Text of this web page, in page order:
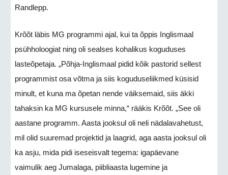
Randlepp.
Krõõt läbis MG programmi ajal, kui ta õppis Inglismaal
psühholoogiat ning oli sealses kohalikus koguduses
lasteõpetaja. „Põhja-Inglismaal pidid kõik pastorid sellest
programmist osa võtma ja siis koguduseliikmed küsisid
minult, et kuna ma õpetan nende väiksemaid, siis äkki
tahaksin ka MG kursusele minna,“ rääkis Krõõt. „See oli
aastane programm. Aasta jooksul oli neli nädalavahetust,
mil olid suuremad projektid ja laagrid, aga aasta jooksul oli
ka asju, mida pidi iseseisvalt tegema: igapäevane
vaimulik aeg Jumalaga, piibliaasta lugemine ja